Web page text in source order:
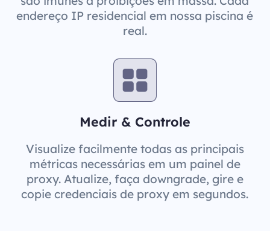
endereço IP residencial em nossa piscina é
real.
Medir & Controle
Visualize facilmente todas as principais
métricas necessárias em um painel de
proxy. Atualize, faça downgrade, gire e
copie credenciais de proxy em segundos.